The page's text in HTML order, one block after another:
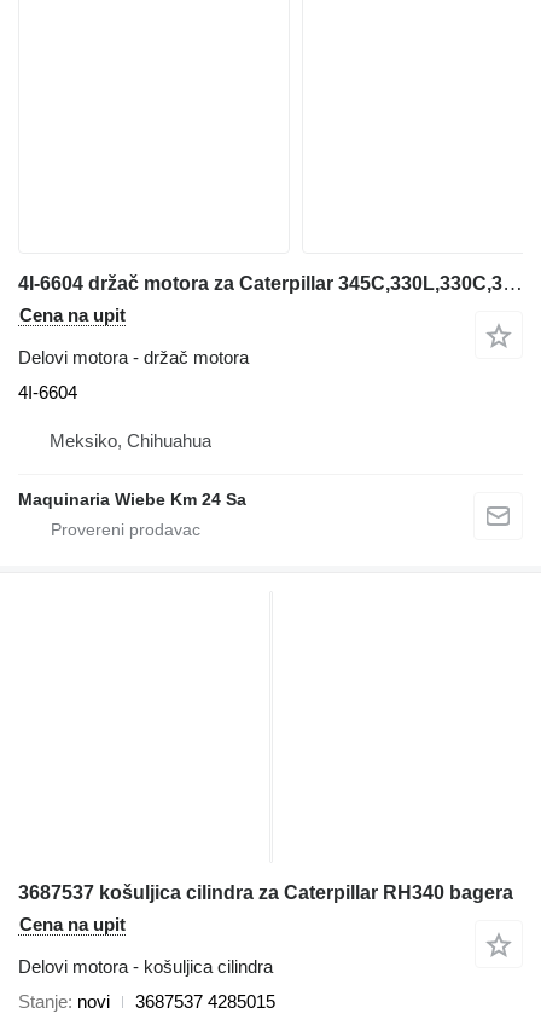
4I-6604 držač motora za Caterpillar 345C,330L,330C,340,345B bagera
Cena na upit
Delovi motora - držač motora
4I-6604
Meksiko, Chihuahua
Maquinaria Wiebe Km 24 Sa
3687537 košuljica cilindra za Caterpillar RH340 bagera
Cena na upit
Delovi motora - košuljica cilindra
Stanje novi 3687537 4285015